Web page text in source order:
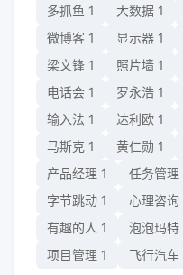
多抓鱼 1 大数据 1
微博客 1 显示器 1
梁文锋 1 照片墙 1
电话会 1 罗永浩 1
输入法 1 达利欧 1
马斯克 1 黄仁勋 1
产品经理 1 任务管理
字节跳动 1 心理咨询
有趣的人 1 泡泡玛特
项目管理 1 飞行汽车